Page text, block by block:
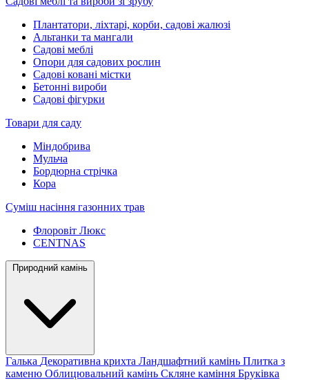
Плантатори, ліхтарі, корби, садові жалюзі
Альтанки та мангали
Садові меблі
Опори для садових рослин
Садові ковані містки
Бетонні вироби
Садові фігурки
Товари для саду
Міндобрива
Мульча
Бордюрна стрічка
Кора
Суміш насіння газонних трав
Флоровіт Люкс
СENTNAS
Природний камінь
Галька Декоративна крихта Ландшафтний камінь Плитка з
каменю Облицювальний камінь Скляне каміння Бруківка